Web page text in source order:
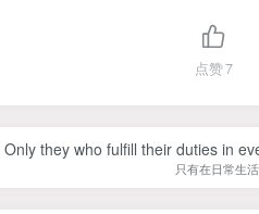
点赞7
Only they who fulfill their duties in
只有在日常生